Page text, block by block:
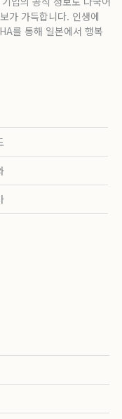
가 가득합니다. 인생에
를 통해 일본에서 행복